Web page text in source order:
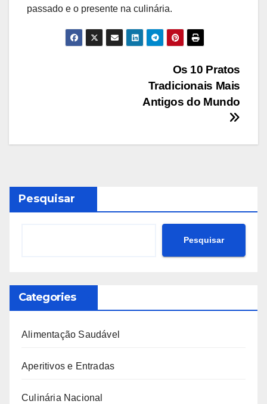
passado e o presente na culinária.
Os 10 Pratos
Tradicionais Mais
Antigos do Mundo
Pesquisar
Pesquisar
Categories
Alimentação Saudável
Aperitivos e Entradas
Culinária Nacional